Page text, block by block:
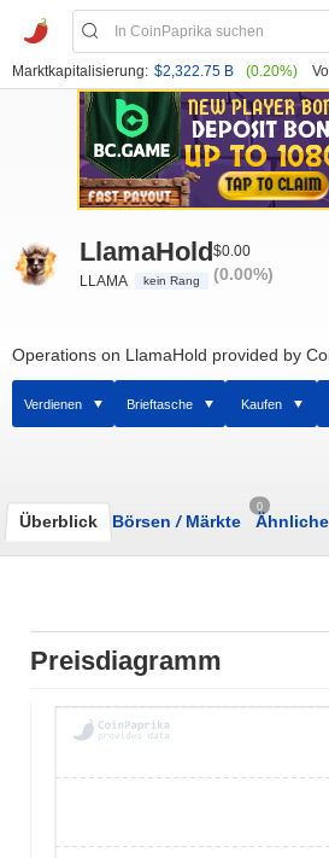
Marktkapitalisierung: $2,322.75 B (0.20%)
LlamaHold
LLAMA kein Rang
$0.00
(0.00%)
Operations on LlamaHold provided by
Verdienen Brieftasche Kaufen
Überblick Börsen /Märkte
0
Preisdiagramm